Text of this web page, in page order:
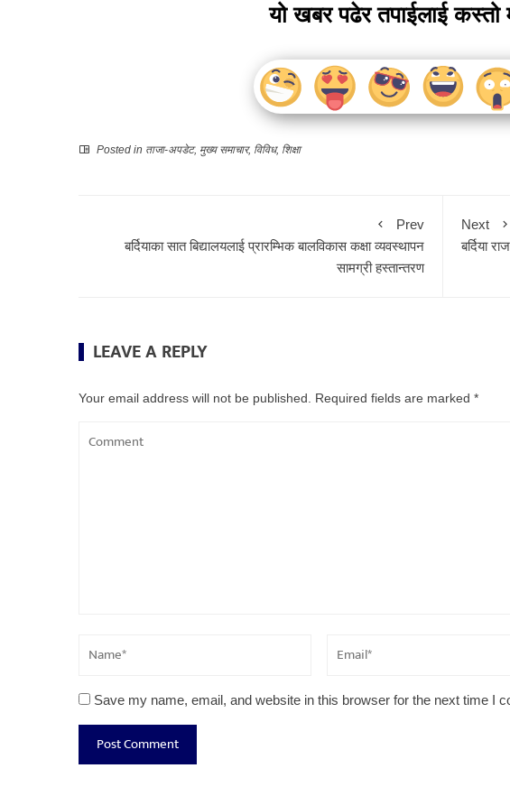
यो खबर पढेर तपाईलाई
Posted in ताजा-अपडेट, मुख्य समाचार, विविध, शिक्षा
Prev
बर्दियाका सात बिद्यालयलाई प्रारम्भिक बालविकास कक्षा व्यवस्थापन
सामग्री हस्तान्तरण
Next
बर्दिया
LEAVE A REPLY
Your email address will not be published. Required fields are marked *
Save my name, email, and website in this browser for the next time I